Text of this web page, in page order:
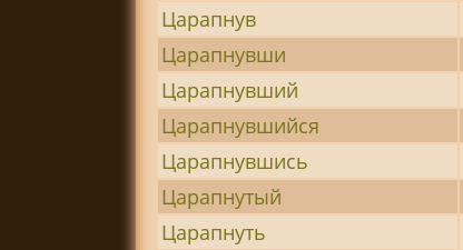
Царапнув
Царапнувши
Царапнувший
Царапнувшийся
Царапнувшись
Царапнутый
Царапнуть